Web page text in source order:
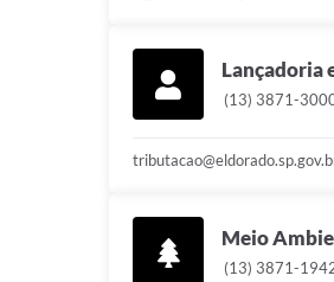
Lançadoria
(13) 3871-
Meio
(13) 3871-